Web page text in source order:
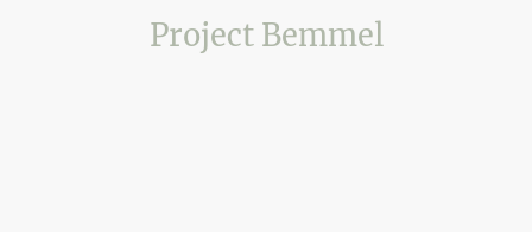
Project Bemmel